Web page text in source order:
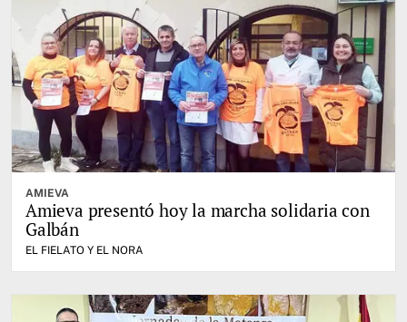
AMIEVA
Amieva presentó hoy la marcha solidaria con
Galbán
EL FIELATO Y EL NORA